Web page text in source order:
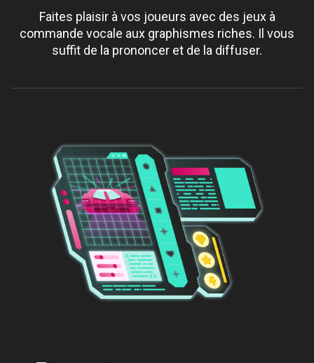
Faites plaisir à vos joueurs avec des jeux à
commande vocale aux graphismes riches. Il vous
suffit de la prononcer et de la diffuser.